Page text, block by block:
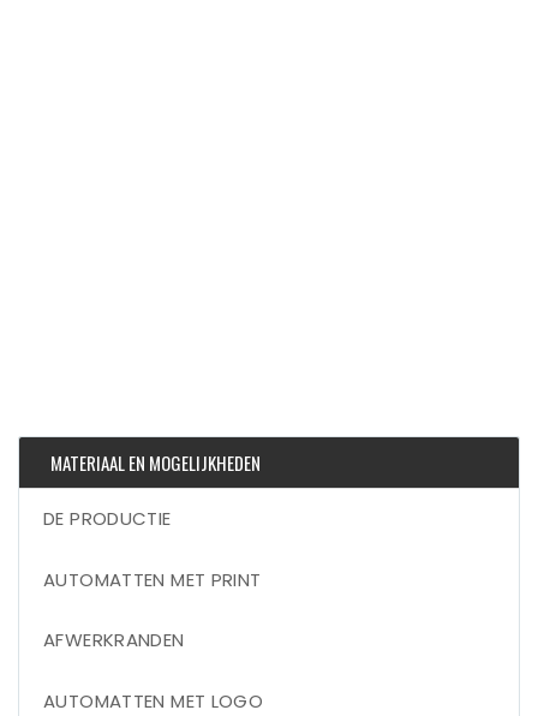
MATERIAAL EN MOGELIJKHEDEN
DE PRODUCTIE
AUTOMATTEN MET PRINT
AFWERKRANDEN
AUTOMATTEN MET LOGO